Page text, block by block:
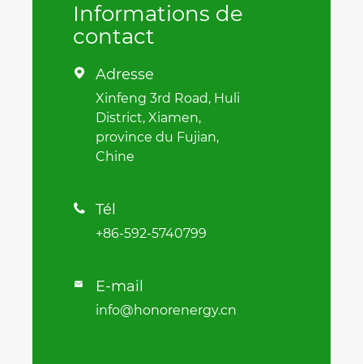
Informations de
contact
 Adresse
Xinfeng 3rd Road, Huli
District, Xiamen,
province du Fujian,
Chine
 Tél
+86-592-5740799
 E-mail
info@honorenergy.cn